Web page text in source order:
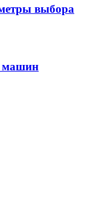
выбора
машин